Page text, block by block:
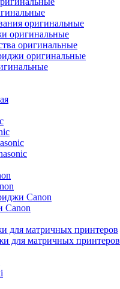
оригинальные
оригинальные
оригинальные
оригинальные
Canon
Canon
для матричных принтеров
для матричных принтеров